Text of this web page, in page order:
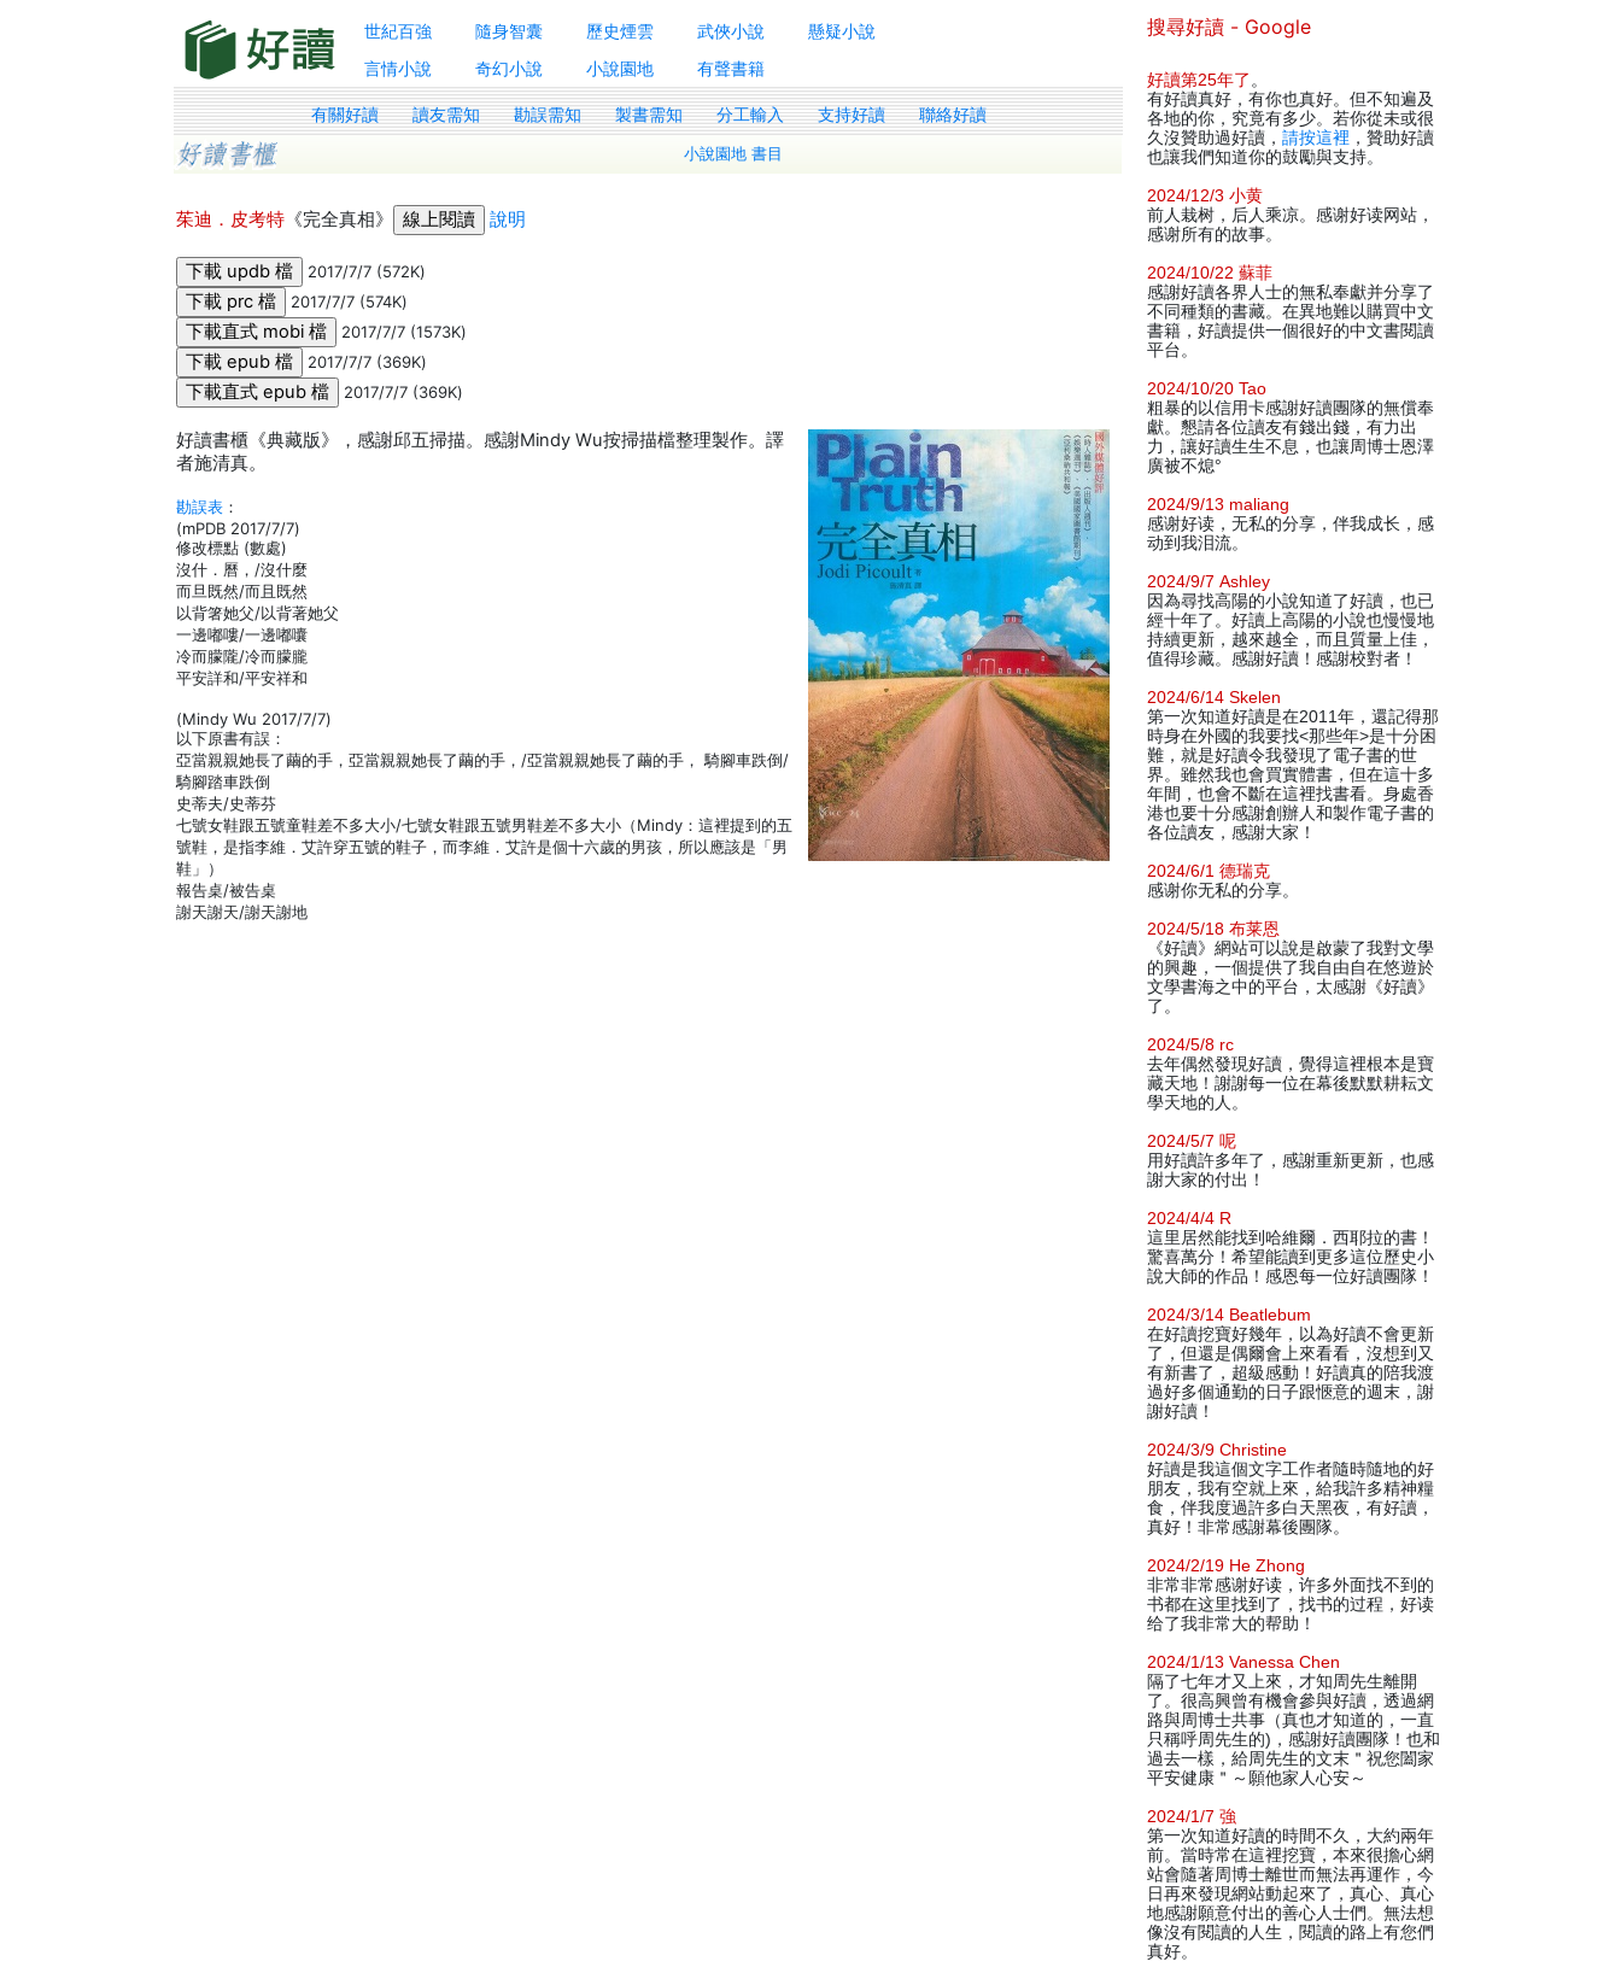
世紀百強 隨身智囊 歷史煙雲 武俠小說
懸疑小說
言情小說
奇幻小說 小說園地 有聲書籍
有關好讀 讀友需知 勘誤需知 製書需知 分工輸入 支持好讀 聯絡好讀
小說園地 書目
茱迪．皮考特 《完全真相》 說明
2017/7/7 (572K)
2017/7/7 (574K)
2017/7/7 (1573K)
2017/7/7 (369K)
2017/7/7 (369K)
好讀書櫃《典藏版》，感謝邱五掃描。感謝Mindy Wu按掃描檔整理製作。譯
者施清真。
勘誤表 ：
(mPDB 2017/7/7)
修改標點 (數處)
沒什．曆，/沒什麼
而旦既然/而且既然
以背箸她父/以背著她父
一邊嘟嘍/一邊嘟囔
冷而朦隴/冷而朦朧
平安詳和/平安祥和
(Mindy Wu 2017/7/7)
以下原書有誤：
亞當親親她長了繭的手，亞當親親她長了繭的手，/亞當親親她長了繭的手， 騎腳車跌倒/
騎腳踏車跌倒
史蒂夫/史蒂芬
七號女鞋跟五號童鞋差不多大小/七號女鞋跟五號男鞋差不多大小（Mindy：這裡提到的五
號鞋，是指李維．艾許穿五號的鞋子，而李維．艾許是個十六歲的男孩，所以應該是「男
鞋」）
報告桌/被告桌
謝天謝天/謝天謝地
搜尋好讀 - Google
好讀第25年了 。
有好讀真好，有你也真好。但不知遍及
各地的你，究竟有多少。若你從未或很
久沒贊助過好讀， 請按這裡 ，贊助好讀
也讓我們知道你的鼓勵與支持。
2024/12/3 小黄
前人栽树，后人乘凉。感谢好读网站，
感谢所有的故事。
2024/10/22 蘇菲
感謝好讀各界人士的無私奉獻并分享了
不同種類的書藏。在異地難以購買中文
書籍，好讀提供一個很好的中文書閱讀
平台。
2024/10/20 Tao
粗暴的以信用卡感謝好讀團隊的無償奉
獻。懇請各位讀友有錢出錢，有力出
力，讓好讀生生不息，也讓周博士恩澤
廣被不熄°
2024/9/13 maliang
感谢好读，无私的分享，伴我成长，感
动到我泪流。
2024/9/7 Ashley
因為尋找高陽的小說知道了好讀，也已
經十年了。好讀上高陽的小說也慢慢地
持續更新，越來越全，而且質量上佳，
值得珍藏。感謝好讀！感謝校對者！
2024/6/14 Skelen
第一次知道好讀是在2011年，還記得那
時身在外國的我要找<那些年>是十分困
難，就是好讀令我發現了電子書的世
界。雖然我也會買實體書，但在這十多
年間，也會不斷在這裡找書看。身處香
港也要十分感謝創辦人和製作電子書的
各位讀友，感謝大家！
2024/6/1 德瑞克
感谢你无私的分享。
2024/5/18 布莱恩
《好讀》網站可以說是啟蒙了我對文學
的興趣，一個提供了我自由自在悠遊於
文學書海之中的平台，太感謝《好讀》
了。
2024/5/8 rc
去年偶然發現好讀，覺得這裡根本是寶
藏天地！謝謝每一位在幕後默默耕耘文
學天地的人。
2024/5/7 呢
用好讀許多年了，感謝重新更新，也感
謝大家的付出！
2024/4/4 R
這里居然能找到哈維爾．西耶拉的書！
驚喜萬分！希望能讀到更多這位歷史小
說大師的作品！感恩每一位好讀團隊！
2024/3/14 Beatlebum
在好讀挖寶好幾年，以為好讀不會更新
了，但還是偶爾會上來看看，沒想到又
有新書了，超級感動！好讀真的陪我渡
過好多個通勤的日子跟愜意的週末，謝
謝好讀！
2024/3/9 Christine
好讀是我這個文字工作者隨時隨地的好
朋友，我有空就上來，給我許多精神糧
食，伴我度過許多白天黑夜，有好讀，
真好！非常感謝幕後團隊。
2024/2/19 He Zhong
非常非常感谢好读，许多外面找不到的
书都在这里找到了，找书的过程，好读
给了我非常大的帮助！
2024/1/13 Vanessa Chen
隔了七年才又上來，才知周先生離開
了。很高興曾有機會參與好讀，透過網
路與周博士共事（真也才知道的，一直
只稱呼周先生的)，感謝好讀團隊！也和
過去一樣，給周先生的文末＂祝您闔家
平安健康＂～願他家人心安～
2024/1/7 強
第一次知道好讀的時間不久，大約兩年
前。當時常在這裡挖寶，本來很擔心網
站會隨著周博士離世而無法再運作，今
日再來發現網站動起來了，真心、真心
地感謝願意付出的善心人士們。無法想
像沒有閱讀的人生，閱讀的路上有您們
真好。